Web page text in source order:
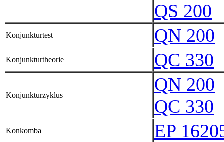
QS 200
Konjunkturtest QN 200
Konjunkturtheorie QC 330
Konjunkturzyklus
QN 200
QC 330
Konkomba EP